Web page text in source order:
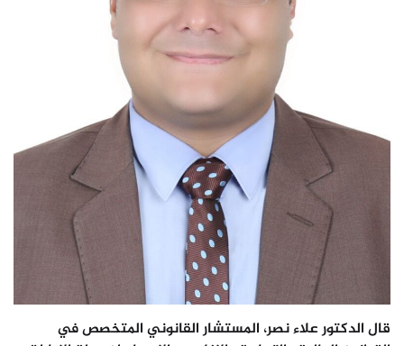
قال الدكتور علاء نصر، المستشار القانوني المتخصص في